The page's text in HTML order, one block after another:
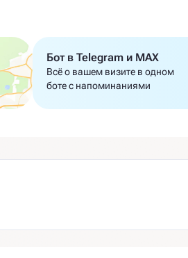
Бот в Telegram и MAX
Всё о вашем визите в одном
боте с напоминаниями